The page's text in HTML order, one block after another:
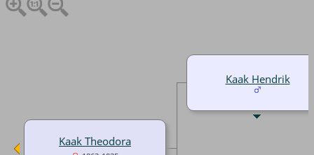
Kaak Theodora
Kaak Hendrik